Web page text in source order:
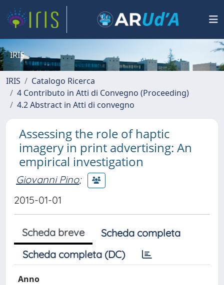
IRIS
IRIS
Catalogo Ricerca
4 Contributo in Atti di Convegno (Proceeding)
4.2 Abstract in Atti di convegno
Assessing the role of haptic
imagery in print advertising: An
empirical investigation
Giovanni Pino;
2015-01-01
Scheda breve
Scheda completa
Scheda completa (DC)
Anno